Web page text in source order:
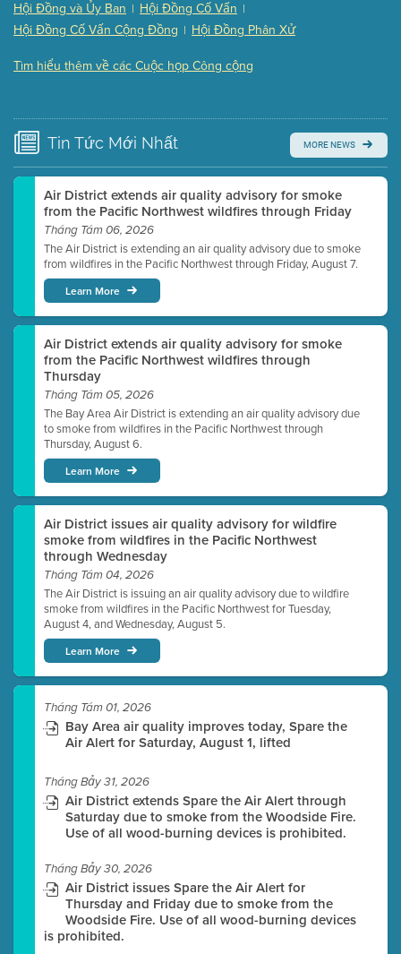
Presentation (Part 3 of 3) (168 Kb PDF , 3 pgs )
Meeting Details
Submit a comment
time.
Watch for real-time closed captioning with agenda
Learn more
Hội Đồng và Ủy Ban | Hội Đồng Cố Vấn |
Hội Đồng Cố Vấn Cộng Đồng | Hội Đồng Phân Xử
Tìm hiểu thêm về các Cuộc họp Công cộng
Tin Tức Mới Nhất MORE NEWS
Air District extends air quality advisory for smoke
from the Pacific Northwest wildfires through Friday
Tháng Tám 06, 2026
The Air District is extending an air quality advisory due to smoke
from wildfires in the Pacific Northwest through Friday, August 7.
Learn More
Air District extends air quality advisory for smoke
from the Pacific Northwest wildfires through
Thursday
Tháng Tám 05, 2026
The Bay Area Air District is extending an air quality advisory due
to smoke from wildfires in the Pacific Northwest through
Thursday, August 6.
Learn More
Air District issues air quality advisory for wildfire
smoke from wildfires in the Pacific Northwest
through Wednesday
Tháng Tám 04, 2026
The Air District is issuing an air quality advisory due to wildfire
smoke from wildfires in the Pacific Northwest for Tuesday,
August 4, and Wednesday, August 5.
Learn More
Tháng Tám 01, 2026
Bay Area air quality improves today, Spare the
Air Alert for Saturday, August 1, lifted
Tháng Bảy 31, 2026
Air District extends Spare the Air Alert through
Saturday due to smoke from the Woodside Fire.
Use of all wood-burning devices is prohibited.
Tháng Bảy 30, 2026
Air District issues Spare the Air Alert for
Thursday and Friday due to smoke from the
Woodside Fire. Use of all wood-burning devices
is prohibited.